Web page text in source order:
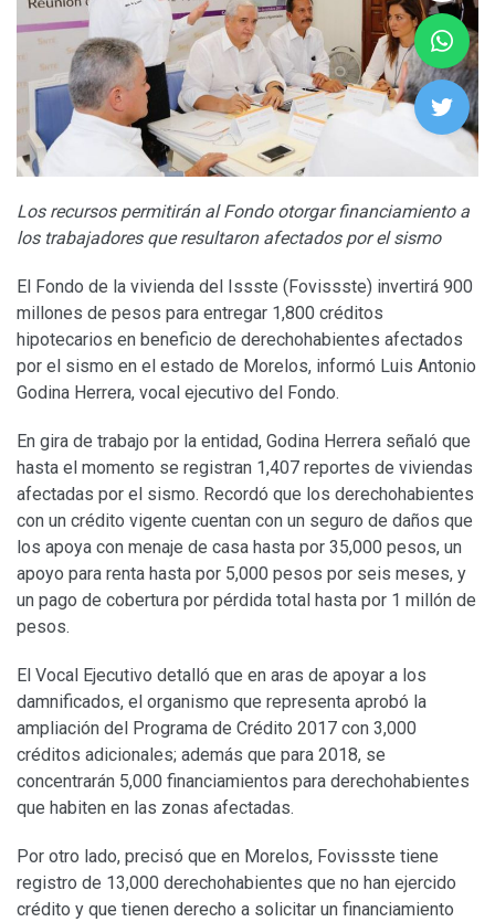
Los recursos permitirán al Fondo otorgar financiamiento a
los trabajadores que resultaron afectados por el sismo
El Fondo de la vivienda del Issste (Fovissste) invertirá 900
millones de pesos para entregar 1,800 créditos
hipotecarios en beneficio de derechohabientes afectados
por el sismo en el estado de Morelos, informó Luis Antonio
Godina Herrera, vocal ejecutivo del Fondo.
En gira de trabajo por la entidad, Godina Herrera señaló que
hasta el momento se registran 1,407 reportes de viviendas
afectadas por el sismo. Recordó que los derechohabientes
con un crédito vigente cuentan con un seguro de daños que
los apoya con menaje de casa hasta por 35,000 pesos, un
apoyo para renta hasta por 5,000 pesos por seis meses, y
un pago de cobertura por pérdida total hasta por 1 millón de
pesos.
El Vocal Ejecutivo detalló que en aras de apoyar a los
damnificados, el organismo que representa aprobó la
ampliación del Programa de Crédito 2017 con 3,000
créditos adicionales; además que para 2018, se
concentrarán 5,000 financiamientos para derechohabientes
que habiten en las zonas afectadas.
Por otro lado, precisó que en Morelos, Fovissste tiene
registro de 13,000 derechohabientes que no han ejercido
crédito y que tienen derecho a solicitar un financiamiento